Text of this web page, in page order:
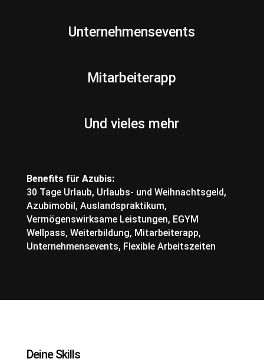
Unternehmensevents
Mitarbeiterapp
Und vieles mehr
Benefits für Azubis:
30 Tage Urlaub, Urlaubs- und Weihnachtsgeld,
Azubimobil, Auslandspraktikum,
Vermögenswirksame Leistungen, EGYM
Wellpass, Weiterbildung, Mitarbeiterapp,
Unternehmensevents, Flexible Arbeitszeiten
Deine Skills